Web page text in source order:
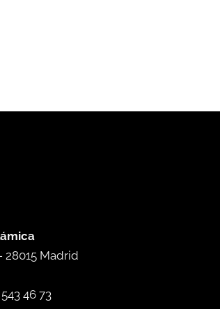
28015 Madrid
46 73